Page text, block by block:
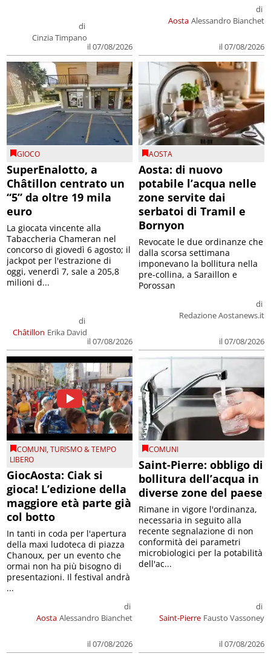
di
Cinzia Timpano
il 07/08/2026
Aosta
di
Alessandro Bianchet
il 07/08/2026
GIOCO
SuperEnalotto, a
Châtillon centrato un
“5” da oltre 19 mila
euro
Châtillon
di
Erika David
il 07/08/2026
La giocata vincente alla
Tabaccheria Chameran nel
concorso di giovedì 6 agosto; il
jackpot per l'estrazione di
oggi, venerdì 7, sale a 205,8
milioni d...
AOSTA
Aosta: di nuovo
potabile l’acqua nelle
zone servite dai
serbatoi di Tramil e
Bornyon
di
Redazione Aostanews.it
il 07/08/2026
Revocate le due ordinanze che
dalla scorsa settimana
imponevano la bollitura nella
pre-collina, a Saraillon e
Porossan
COMUNI,TURISMO & TEMPO
LIBERO
GiocAosta: Ciak si
gioca! L’edizione della
maggiore età parte già
col botto
Aosta
di
Alessandro Bianchet
il 07/08/2026
In tanti in coda per l'apertura
della maxi ludoteca di piazza
Chanoux, per un evento che
ormai non ha più bisogno di
presentazioni. Il festival andrà
...
COMUNI
Saint-Pierre: obbligo di
bollitura dell’acqua in
diverse zone del paese
Saint-Pierre
di
Fausto Vassoney
il 07/08/2026
Rimane in vigore l'ordinanza,
necessaria in seguito alla
recente segnalazione di non
conformità dei parametri
microbiologici per la potabilità
dell'ac...